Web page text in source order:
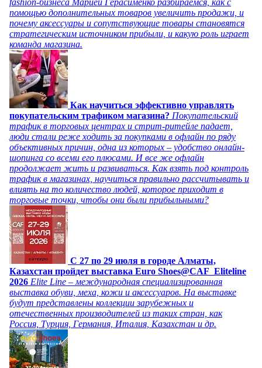
fashion-бизнеса Марией Герасименко разбираемся, как с
помощью дополнительных товаров увеличить продажи, и
почему аксессуары и сопутствующие товары становятся
стратегическим источником прибыли, и какую роль играет
команда магазина.
Как научиться эффективно управлять
покупательским трафиком магазина? Покупательский
трафик в торговых центрах и стрит-ритейле падает,
люди стали реже ходить за покупками в офлайн по ряду
объективных причин, одна из которых – удобство онлайн-
шопинга со всеми его плюсами. И все же офлайн
продолжает жить и развиваться. Как взять под контроль
трафик в магазинах, научиться правильно рассчитывать и
влиять на то количество людей, которое приходит в
торговые точки, чтобы они были прибыльными?
C 27 по 29 июля в городе Алматы,
Казахстан пройдет выставка Euro Shoes@CAF_Eliteline
2026 Elite Line – международная специализированная
выставка обуви, меха, кожи и аксессуаров. На выставке
будут представлены коллекции зарубежных и
отечественных производителей из таких стран, как
Россия, Турция, Германия, Италия, Казахстан и др.